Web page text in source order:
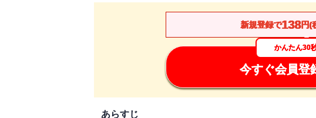
新規登録で138円(
かんたん30
今すぐ会員登
あらすじ